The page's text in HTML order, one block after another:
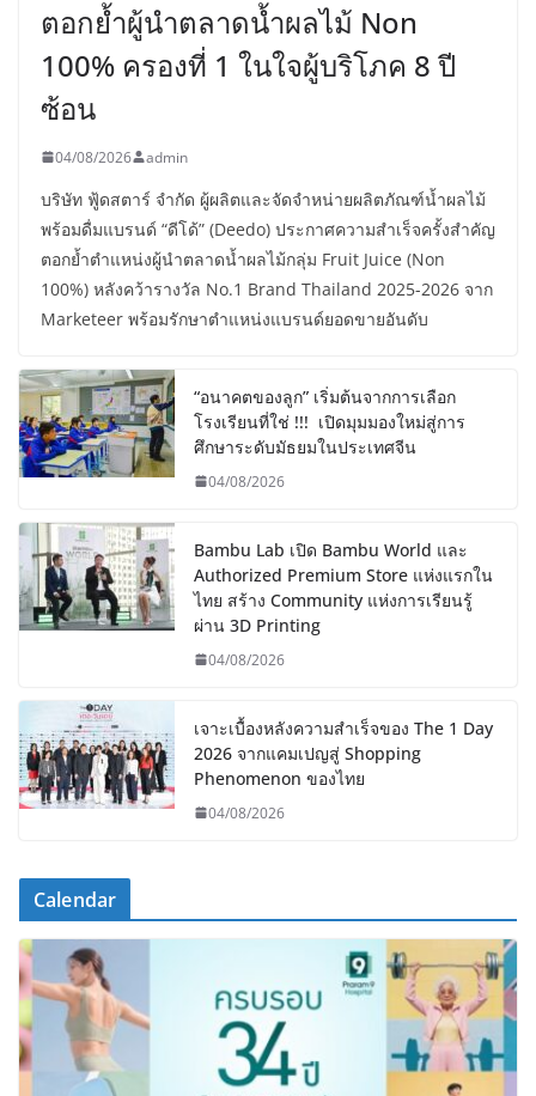
ตอกย้ำผู้นำตลาดน้ำผลไม้ Non
100% ครองที่ 1 ในใจผู้บริโภค 8 ปี
ซ้อน
04/08/2026 admin
บริษัท ฟู้ดสตาร์ จำกัด ผู้ผลิตและจัดจำหน่ายผลิตภัณฑ์น้ำผลไม้
พร้อมดื่มแบรนด์ “ดีโด้” (Deedo) ประกาศความสำเร็จครั้งสำคัญ
ตอกย้ำตำแหน่งผู้นำตลาดน้ำผลไม้กลุ่ม Fruit Juice (Non
100%) หลังคว้ารางวัล No.1 Brand Thailand 2025-2026 จาก
Marketeer พร้อมรักษาตำแหน่งแบรนด์ยอดขายอันดับ
“อนาคตของลูก” เริ่มต้นจากการเลือก
โรงเรียนที่ใช่ !!! เปิดมุมมองใหม่สู่การ
ศึกษาระดับมัธยมในประเทศจีน
04/08/2026
Bambu Lab เปิด Bambu World และ
Authorized Premium Store แห่งแรกใน
ไทย สร้าง Community แห่งการเรียนรู้
ผ่าน 3D Printing
04/08/2026
เจาะเบื้องหลังความสำเร็จของ The 1 Day
2026 จากแคมเปญสู่ Shopping
Phenomenon ของไทย
04/08/2026
Calendar